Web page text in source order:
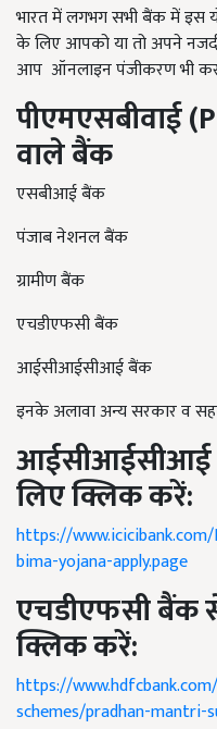
भारत में लगभग सभी बैंक में इस
के लिए आपको या तो अपने
आप ऑनलाइन पंजीकरण भी
पीएमएसबीवाई
वालेबैंक
एसबीआई बैंक
पंजाब नेशनल बैंक
ग्रामीण बैंक
एचडीएफसी बैंक
आईसीआईसीआई बैंक
इनके अलावा अन्य सरकार व
आईसीआईसीआई
लिएक्लिककरें:
https://
bima-yojana-apply.page
एचडीएफसीबैंक
क्लिककरें:
https://
schemes/pradhan-mantri-